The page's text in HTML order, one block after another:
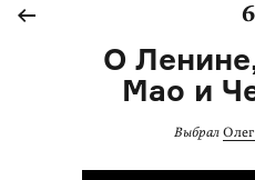
6
О
Мао и
Выбрал